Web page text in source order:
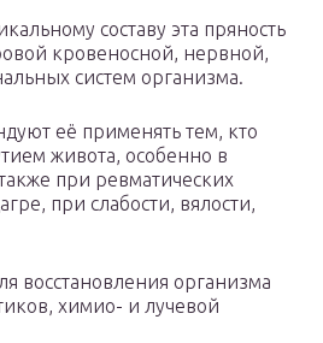
составу эта пряность
кровеносной, нервной,
систем организма.
её применять тем, кто
живота, особенно в
при ревматических
при слабости, вялости,
восстановления организма
химио- и лучевой